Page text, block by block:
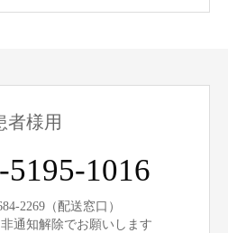
者様用
5195-1016
2269（配送窓口）
通知解除でお願いします